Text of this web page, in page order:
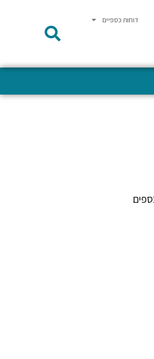
דוחות כספיים